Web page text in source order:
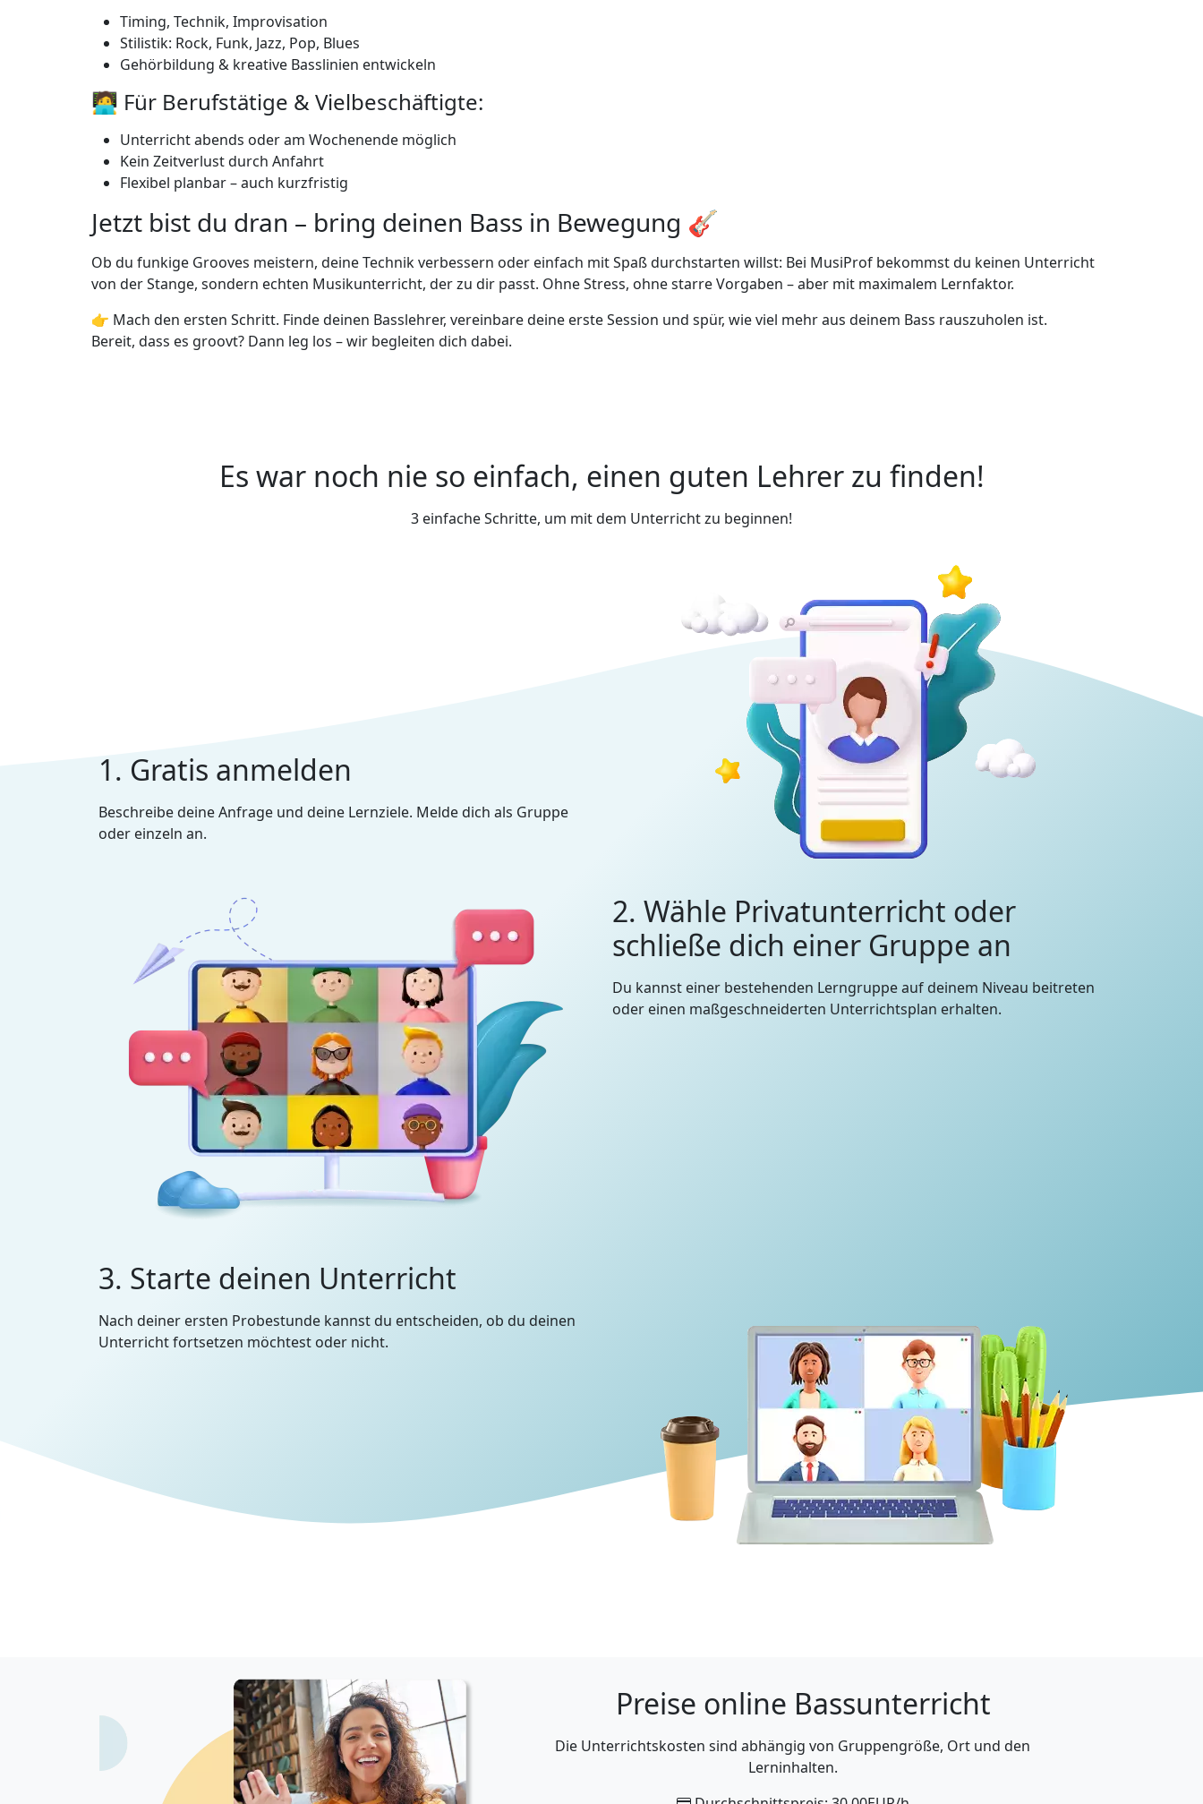
Timing, Technik, Improvisation
Stilistik: Rock, Funk, Jazz, Pop, Blues
Gehörbildung & kreative Basslinien entwickeln
🧑‍💻 Für Berufstätige & Vielbeschäftigte:
Unterricht abends oder am Wochenende möglich
Kein Zeitverlust durch Anfahrt
Flexibel planbar – auch kurzfristig
Jetzt bist du dran – bring deinen Bass in Bewegung 🎸
Ob du funkige Grooves meistern, deine Technik verbessern oder einfach mit Spaß durchstarten willst: Bei MusiProf bekommst du keinen Unterricht
von der Stange, sondern echten Musikunterricht, der zu dir passt. Ohne Stress, ohne starre Vorgaben – aber mit maximalem Lernfaktor.
👉 Mach den ersten Schritt. Finde deinen Basslehrer, vereinbare deine erste Session und spür, wie viel mehr aus deinem Bass rauszuholen ist.
Bereit, dass es groovt? Dann leg los – wir begleiten dich dabei.
Es war noch nie so einfach, einen guten Lehrer zu finden!
3 einfache Schritte, um mit dem Unterricht zu beginnen!
1. Gratis anmelden
Beschreibe deine Anfrage und deine Lernziele. Melde dich als Gruppe
oder einzeln an.
2. Wähle Privatunterricht oder
schließe dich einer Gruppe an
Du kannst einer bestehenden Lerngruppe auf deinem Niveau beitreten
oder einen maßgeschneiderten Unterrichtsplan erhalten.
3. Starte deinen Unterricht
Nach deiner ersten Probestunde kannst du entscheiden, ob du deinen
Unterricht fortsetzen möchtest oder nicht.
Preise online Bassunterricht
Die Unterrichtskosten sind abhängig von Gruppengröße, Ort und den
Lerninhalten.